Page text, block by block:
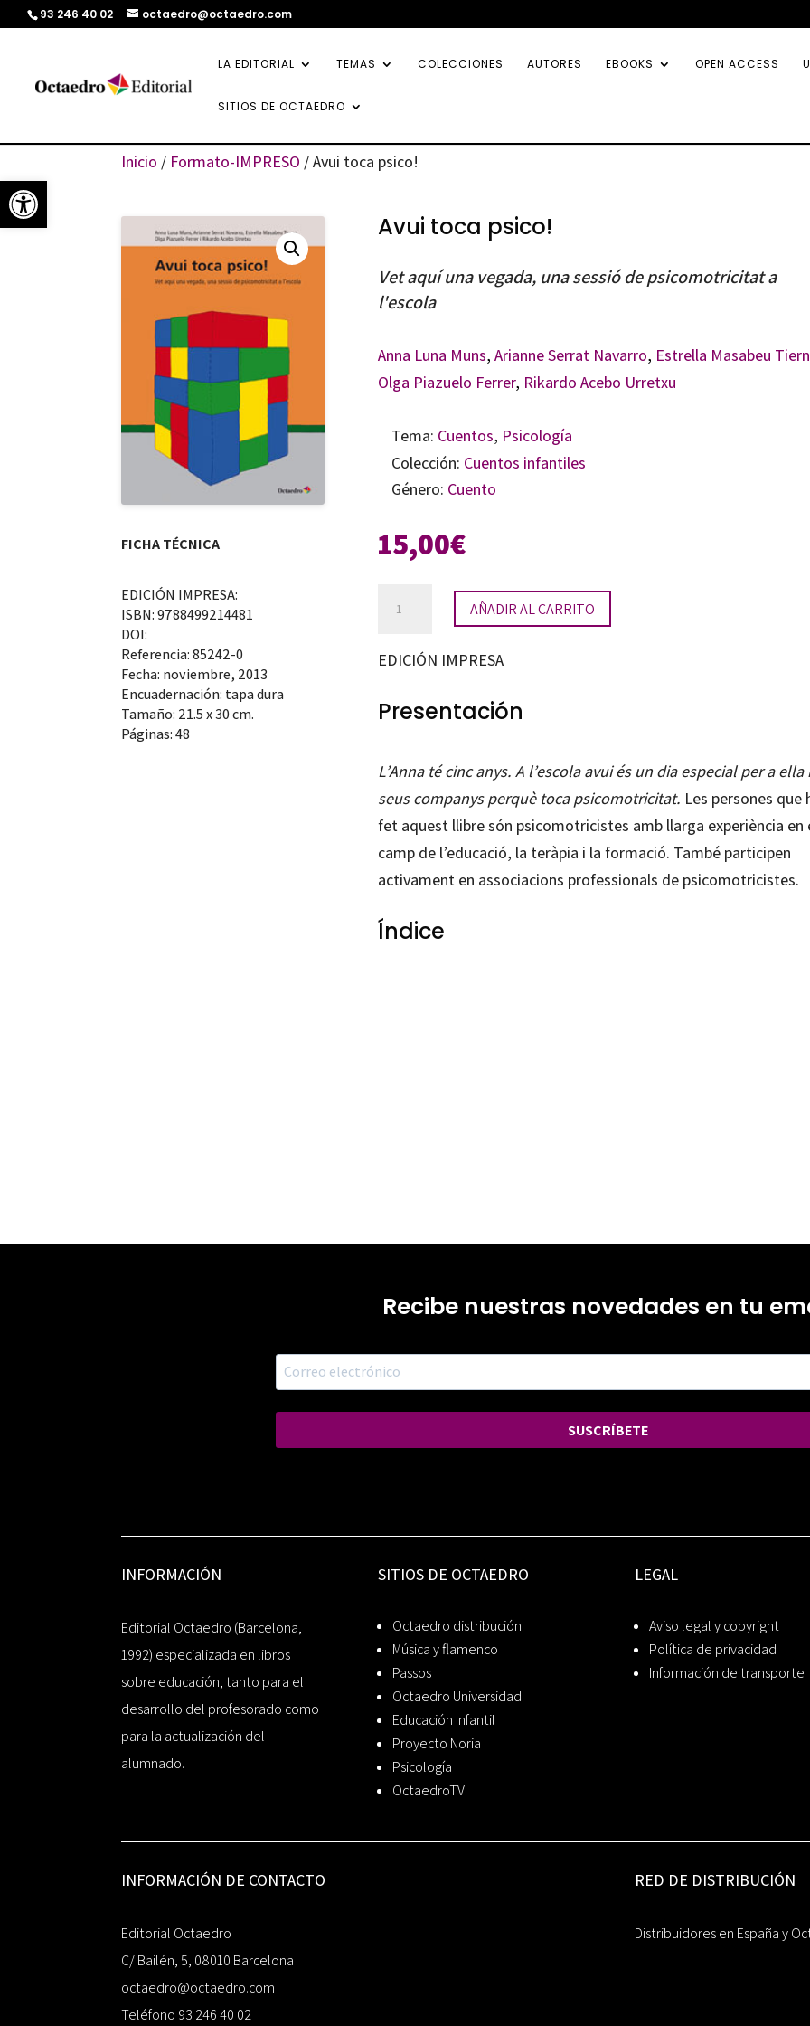
Abrir barra de herramientas
93 246 40 02 octaedro@octaedro.com
LA EDITORIAL TEMAS COLECCIONES AUTORES EBOOKS OPEN ACCESS
SITIOS DE OCTAEDRO
Inicio / Formato-IMPRESO / Avui toca psico!
FICHA TÉCNICA
EDICIÓN IMPRESA:
ISBN: 9788499214481
DOI:
Referencia: 85242-0
Fecha: noviembre, 2013
Encuadernación: tapa dura
Tamaño: 21.5 x 30 cm.
Páginas: 48
Avui toca psico!
Vet aquí una vegada, una sessió de psicomotricitat a
l'escola
Anna Luna Muns, Arianne Serrat Navarro, Estrella Masabeu
Olga Piazuelo Ferrer, Rikardo Acebo Urretxu
Tema: Cuentos, Psicología
Colección: Cuentos infantiles
Género: Cuento
15,00€
psico!
AÑADIR AL CARRITO
EDICIÓN IMPRESA
Presentación
L’Anna té cinc anys. A l’escola avui és un dia especial per a ella
seus companys perquè toca psicomotricitat. Les persones que
fet aquest llibre són psicomotricistes amb llarga experiència en
camp de l’educació, la teràpia i la formació. També participen
activament en associacions professionals de psicomotricistes.
Índice
Recibe nuestras novedades en tu
SUSCRÍBETE
INFORMACIÓN
Editorial Octaedro (Barcelona,
1992) especializada en libros
sobre educación, tanto para el
desarrollo del profesorado como
para la actualización del
alumnado.
SITIOS DE OCTAEDRO
Octaedro distribución
Música y flamenco
Passos
Octaedro Universidad
Educación Infantil
Proyecto Noria
Psicología
OctaedroTV
LEGAL
Aviso legal y copyright
Política de privacidad
Información de transporte
INFORMACIÓN DE CONTACTO
Editorial Octaedro
C/ Bailén, 5, 08010 Barcelona
octaedro@octaedro.com
Teléfono 93 246 40 02
RED DE DISTRIBUCIÓN
Distribuidores en España y